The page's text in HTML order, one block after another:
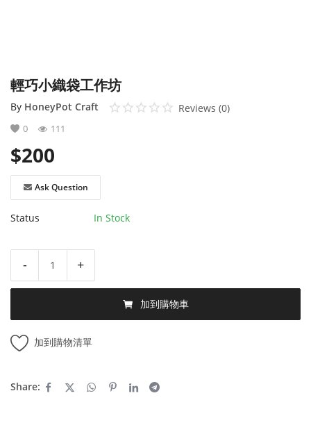
Register
地點
Traditional Chinese Hong Kong
輕巧小織袋工作坊
By HoneyPot Craft Reviews (0)
0 111
$200
Ask Question
Status In Stock
- +
加到購物車
加到購物清單
Share: